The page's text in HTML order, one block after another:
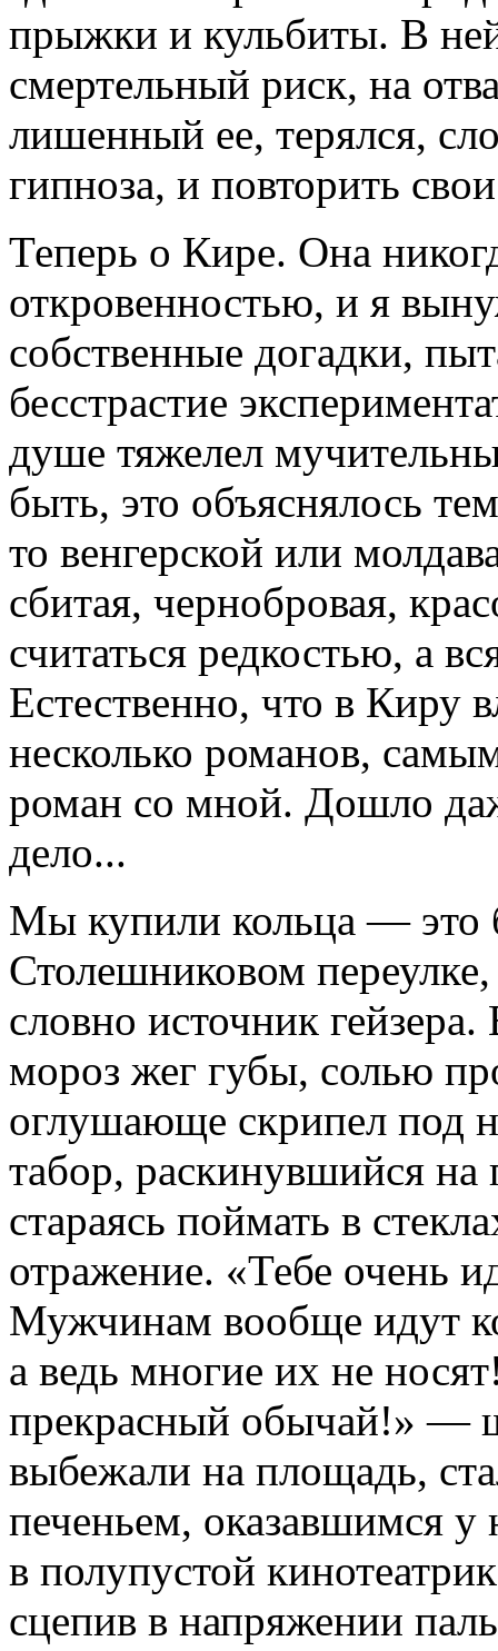
прыжки и кульбиты. В
смертельный риск, на
лишенный ее, терялся,
гипноза, и повторить
Теперь о Кире. Она
откровенностью, и я
собственные догадки,
бесстрастие
душе тяжелел
быть, это объяснялось
то венгерской или
сбитая, чернобровая,
считаться редкостью, а
Естественно, что в Киру
несколько романов,
роман со мной. Дошло
дело...
Мы купили кольца — это
Столешниковом
словно источник
мороз жег губы, солью
оглушающе скрипел под
табор, раскинувшийся
стараясь поймать в
отражение. «Тебе очень
Мужчинам вообще идут
а ведь многие их не
прекрасный обычай!» —
выбежали на площадь,
печеньем, оказавшимся у
в полупустой
сцепив в напряжении